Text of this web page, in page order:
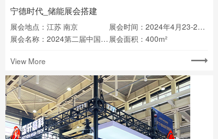
宁德时代_储能展会搭建
展会地点：江苏 南京
展会时间：2024年4月23-25日
展会名称：2024第二届中国国际储能大会CESC 展会面积：400m²
View More